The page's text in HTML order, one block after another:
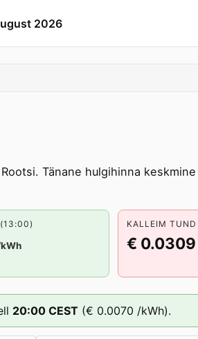
2026
Tänane hulgihinna
KALLEIM
€ 0.0309
20:00 CEST (€ 0.0070 /kWh).